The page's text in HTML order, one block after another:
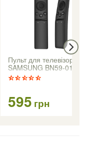
Пульт для телевізора
SAMSUNG BN59-
595 грн